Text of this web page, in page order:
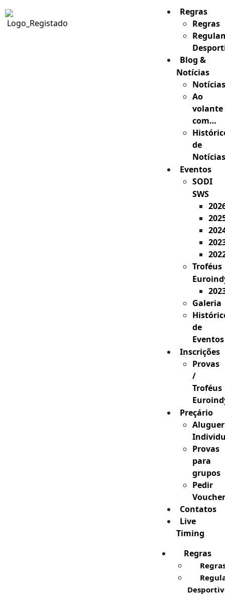
Regras
Regras
Blog &
Notícias
Notícias
Ao
volante
com…
de
Notícias
Eventos
SODI
SWS
Troféus
Galeria
de
Eventos
Inscrições
Provas
/
Troféus
Preçário
Aluguer
Provas
para
grupos
Pedir
Voucher
Contatos
Live
Timing
Regras